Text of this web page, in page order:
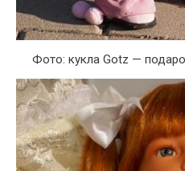
Фото: кукла Gotz —